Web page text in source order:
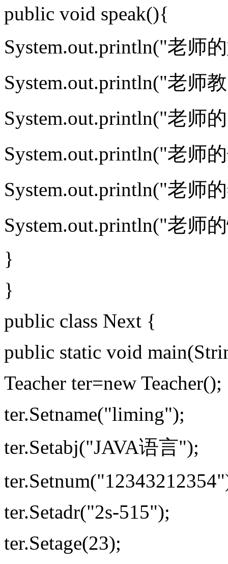
public void speak(){
System.out.println("老师
System.out.println("老师
System.out.println("老师
System.out.println("老师
System.out.println("老师
System.out.println("老师
}
}
public class Next {
public static void
Teacher ter=new Teacher();
ter.Setname("liming");
ter.Setabj("JAVA语言");
ter.Setadr("2s-515");
ter.Setage(23);